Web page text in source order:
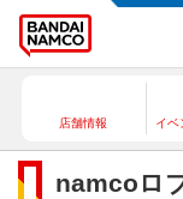
店舗情報 イベ
namcoロ